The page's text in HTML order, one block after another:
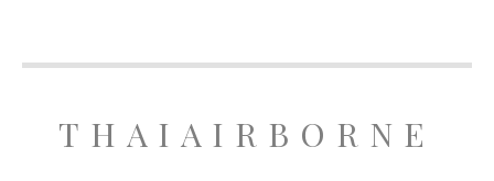
THAIAIRBORNE